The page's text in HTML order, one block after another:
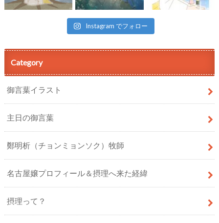
Instagram でフォロー
Category
御言葉イラスト
主日の御言葉
鄭明析（チョンミョンソク）牧師
名古屋嬢プロフィール＆摂理へ来た経緯
摂理って？